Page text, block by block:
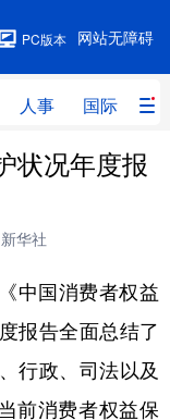
网站无障碍
PC版本
人事 国际 财
人事
体育
军事
状况年度报
华社
中国消费者权益
报告全面总结了
行政、司法以及
前消费者权益保